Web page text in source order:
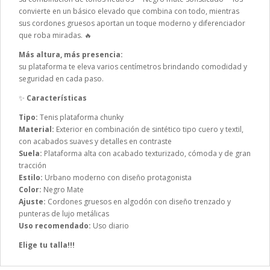
convierte en un básico elevado que combina con todo, mientras
sus cordones gruesos aportan un toque moderno y diferenciador
que roba miradas. 🔥
Más altura, más presencia:
su plataforma te eleva varios centímetros brindando comodidad y
seguridad en cada paso.
✨ Características
Tipo: Tenis plataforma chunky
Material: Exterior en combinación de sintético tipo cuero y textil,
con acabados suaves y detalles en contraste
Suela: Plataforma alta con acabado texturizado, cómoda y de gran
tracción
Estilo: Urbano moderno con diseño protagonista
Color: Negro Mate
Ajuste: Cordones gruesos en algodón con diseño trenzado y
punteras de lujo metálicas
Uso recomendado: Uso diario
Elige tu talla!!!